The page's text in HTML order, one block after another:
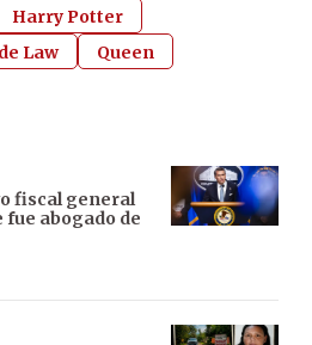
Harry Potter
Law Queen
fiscal general
fue abogado de